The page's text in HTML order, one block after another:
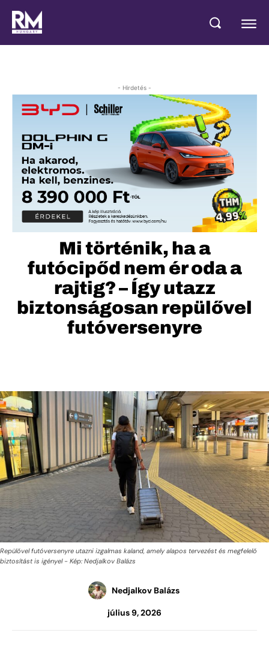
- Hirdetés -
Mi történik, ha a
futócipőd nem ér oda a
rajtig? – Így utazz
biztonságosan repülővel
futóversenyre
Repülővel futóversenyre utazni izgalmas kaland, amely alapos tervezést és megfelelő
biztosítást is igényel - Kép: Nedjalkov Balázs
Nedjalkov Balázs
július 9, 2026